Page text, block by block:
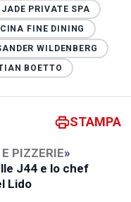
JADE PRIVATE SPA
FINE DINING
WILDENBERG
BOETTO
STAMPA
PIZZERIE»
J44 e lo chef
Lido